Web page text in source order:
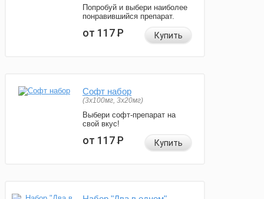
Попробуй и выбери наиболее
понравившийся препарат.
от 117Р Купить
Софт набор
(3x100мг, 3x20мг)
Выбери софт-препарат на
свой вкус!
от 117Р Купить